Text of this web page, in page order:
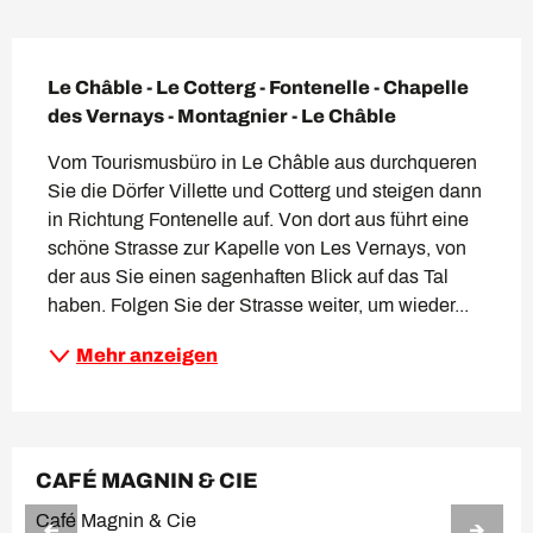
Le Châble - Le Cotterg - Fontenelle - Chapelle
des Vernays - Montagnier - Le Châble
Vom Tourismusbüro in Le Châble aus durchqueren
Sie die Dörfer Villette und Cotterg und steigen dann
in Richtung Fontenelle auf. Von dort aus führt eine
schöne Strasse zur Kapelle von Les Vernays, von
der aus Sie einen sagenhaften Blick auf das Tal
haben. Folgen Sie der Strasse weiter, um wieder...
Mehr anzeigen
CAFÉ MAGNIN & CIE
Café Magnin & Cie